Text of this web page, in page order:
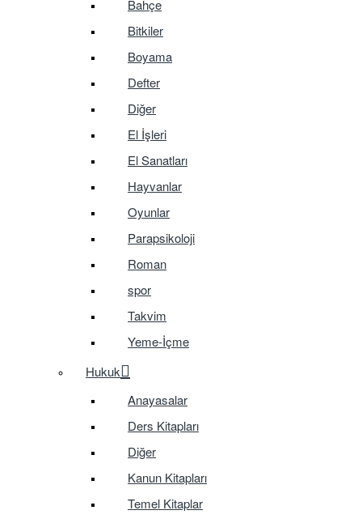
Bahçe
Bitkiler
Boyama
Defter
Diğer
El İşleri
El Sanatları
Hayvanlar
Oyunlar
Parapsikoloji
Roman
spor
Takvim
Yeme-İçme
Hukuk
Anayasalar
Ders Kitapları
Diğer
Kanun Kitapları
Temel Kitaplar